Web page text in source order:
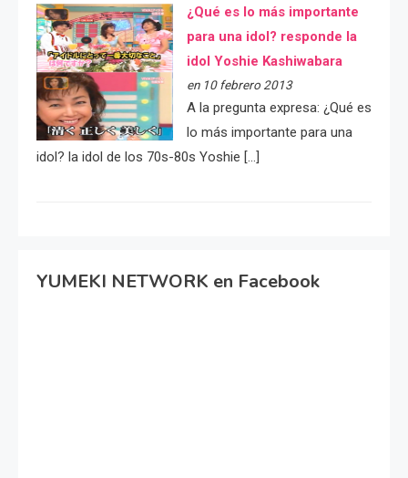
¿Qué es lo más importante
para una idol? responde la
idol Yoshie Kashiwabara
en 10 febrero 2013
A la pregunta expresa: ¿Qué es
lo más importante para una
idol? la idol de los 70s-80s Yoshie […]
YUMEKI NETWORK en Facebook